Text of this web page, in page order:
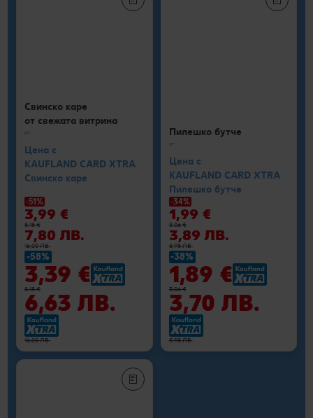
Свинско каре
от свежата витрина
кг
Цена с
KAUFLAND CARD XTRA
Свинско каре
-51%
3,99 €
8,18 €
7,80 ЛВ.
16,00 ЛВ.
-58%
3,39 €
8,18 €
6,63 ЛВ.
16,00 ЛВ.
Пилешко бутче
кг
Цена с
KAUFLAND CARD XTRA
Пилешко бутче
-34%
1,99 €
3,06 €
3,89 ЛВ.
5,98 ЛВ.
-38%
1,89 €
3,06 €
3,70 ЛВ.
5,98 ЛВ.